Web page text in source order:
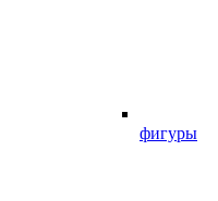
фигуры